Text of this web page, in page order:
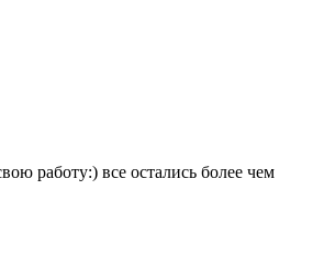
работу:) все остались более чем